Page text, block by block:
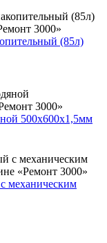
(85л)
500х600х1,5мм
механическим